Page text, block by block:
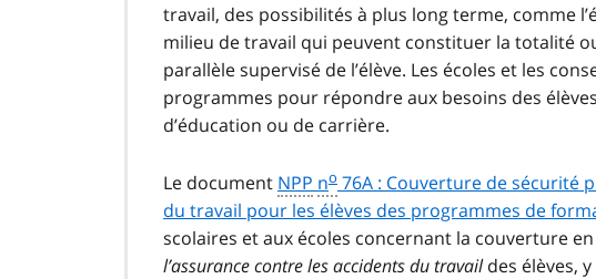
travail, des possibilités à plus long terme, comme
milieu de travail qui peuvent constituer la totalité
parallèle supervisé de l’élève. Les écoles et les
programmes pour répondre aux besoins des
d’éducation ou de carrière.
Le document NPP no 76A : Couverture de sécurité
du travail pour les élèves des programmes de
scolaires et aux écoles concernant la couverture
l’assurance contre les accidents du travaildes élèves,